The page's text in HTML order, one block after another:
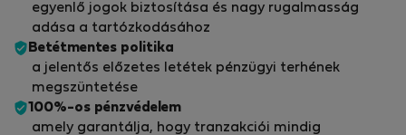
egyenlő jogok biztosítása és nagy rugalmasság
adása a tartózkodásához
Betétmentes politika
a jelentős előzetes letétek pénzügyi terhének
megszüntetése
100%-os pénzvédelem
amely garantálja, hogy tranzakciói mindig